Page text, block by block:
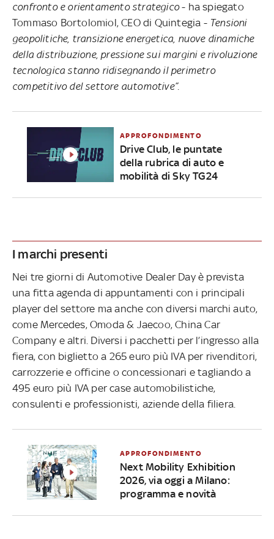
confronto e orientamento strategico- ha spiegato
Tommaso Bortolomiol, CEO di Quintegia - Tensioni
geopolitiche, transizione energetica, nuove dinamiche
della distribuzione, pressione sui margini e rivoluzione
tecnologica stanno ridisegnando il perimetro
competitivo del settore automotive”.
APPROFONDIMENTO
Drive Club, le puntate
della rubrica di auto e
mobilità di Sky TG24
I marchi presenti
Nei tre giorni di Automotive Dealer Day è prevista
una fitta agenda di appuntamenti con i principali
player del settore ma anche con diversi marchi auto,
come Mercedes, Omoda & Jaecoo, China Car
Company e altri. Diversi i pacchetti per l’ingresso alla
fiera, con biglietto a 265 euro più IVA per rivenditori,
carrozzerie e officine o concessionari e tagliando a
495 euro più IVA per case automobilistiche,
consulenti e professionisti, aziende della filiera.
APPROFONDIMENTO
Next Mobility Exhibition
2026, via oggi a Milano:
programma e novità